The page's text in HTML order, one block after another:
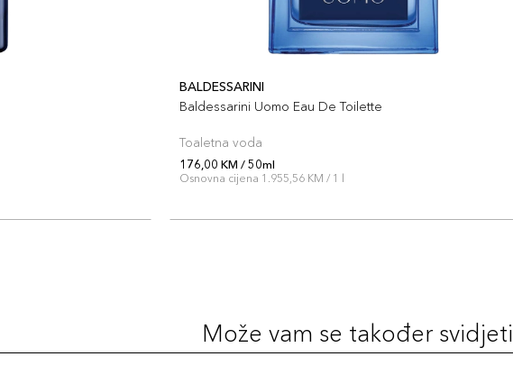
BALDESSARINI
Baldessarini Uomo Eau De Toilette
Toaletna voda
176,00 KM / 50ml
Osnovna cijena 1.955,56 KM / 1 l
Može vam se također svidjeti